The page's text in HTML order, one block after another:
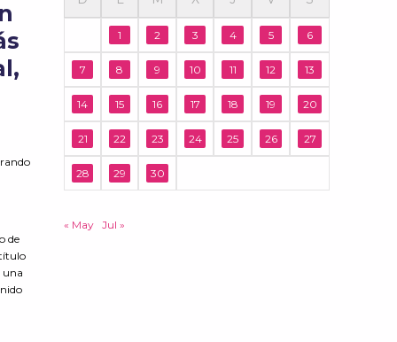
de
una
1 2 3 4 5 6
7 8 9 10 11 12 13
14 15 16 17 18 19 20
21 22 23 24 25 26 27
28 29 30
« May Jul »